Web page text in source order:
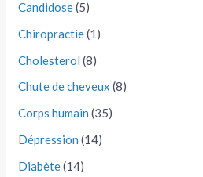
Candidose(5)
Chiropractie(1)
Cholesterol (8)
Chute de cheveux (8)
Corps humain (35)
Dépression (14)
Diabète(14)